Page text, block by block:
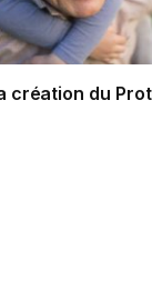
création du